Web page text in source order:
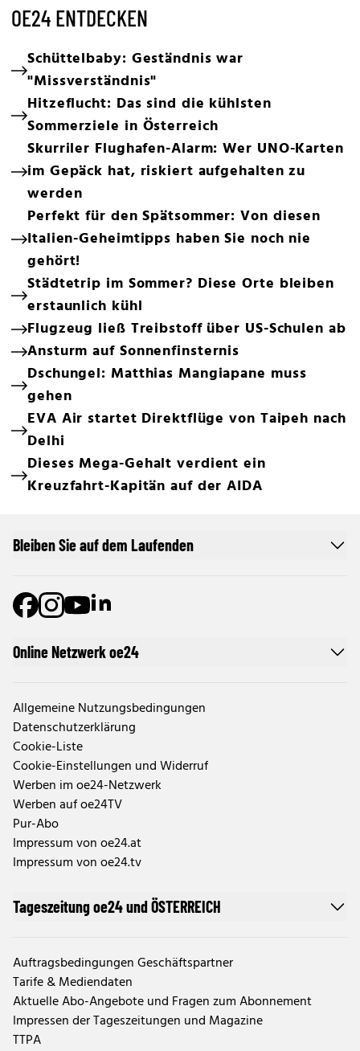
OE24 ENTDECKEN
Schüttelbaby: Geständnis war
"Missverständnis"
Hitzeflucht: Das sind die kühlsten
Sommerziele in Österreich
Skurriler Flughafen-Alarm: Wer UNO-Karten
im Gepäck hat, riskiert aufgehalten zu
werden
Perfekt für den Spätsommer: Von diesen
Italien-Geheimtipps haben Sie noch nie
gehört!
Städtetrip im Sommer? Diese Orte bleiben
erstaunlich kühl
Flugzeug ließ Treibstoff über US-Schulen ab
Ansturm auf Sonnenfinsternis
Dschungel: Matthias Mangiapane muss
gehen
EVA Air startet Direktflüge von Taipeh nach
Delhi
Dieses Mega-Gehalt verdient ein
Kreuzfahrt-Kapitän auf der AIDA
Online Netzwerk oe24
Allgemeine Nutzungsbedingungen
Datenschutzerklärung
Cookie-Liste
Cookie-Einstellungen und Widerruf
Werben im oe24-Netzwerk
Werben auf oe24TV
Pur-Abo
Impressum von oe24.at
Impressum von oe24.tv
Tageszeitung oe24 und ÖSTERREICH
Auftragsbedingungen Geschäftspartner
Tarife & Mediendaten
Aktuelle Abo-Angebote und Fragen zum Abonnement
Impressen der Tageszeitungen und Magazine
TTPA
Bleiben Sie auf dem Laufenden